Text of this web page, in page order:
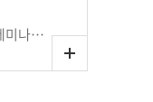
장소 : 신세기유학원 대형 세미나실 (강남역 10번 출구에서 단 1분 거리)